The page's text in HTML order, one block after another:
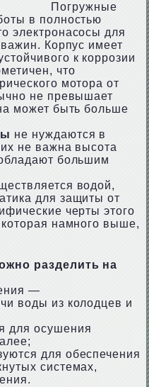
Погружные
в полностью
электронасосы для
Корпус имеет
к коррозии
что
мотора от
не превышает
может быть больше
не нуждаются в
не важна высота
большим
водой,
для защиты от
черты этого
намного выше,
разделить на
—
воды из колодцев и
для осушения
для обеспечения
системах,